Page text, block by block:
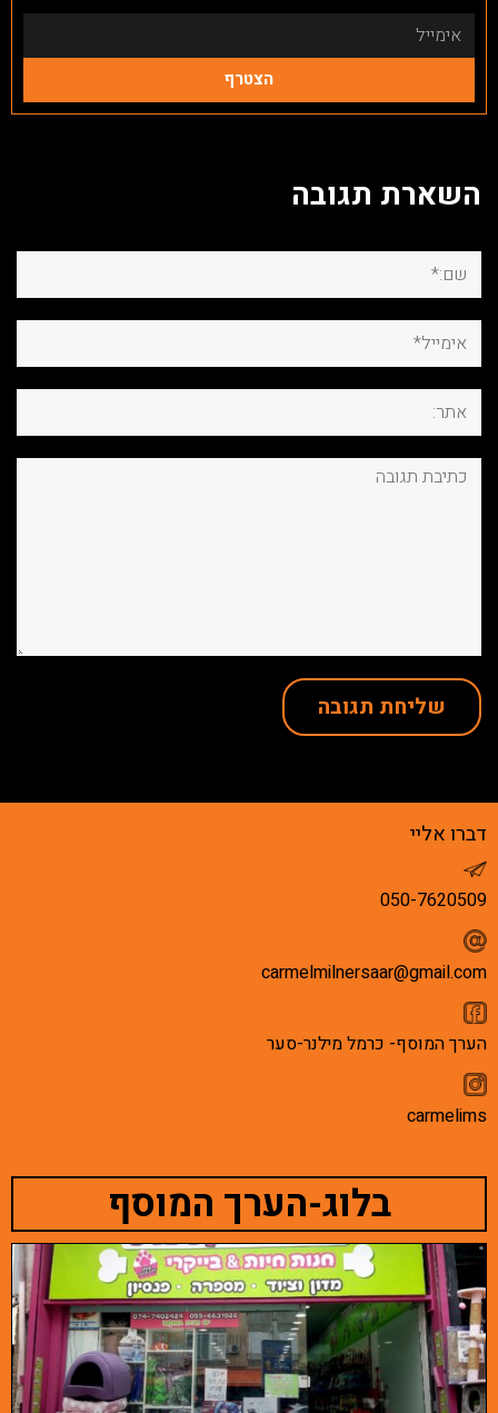
הצטרף
השארת תגובה
שם:*
אימייל*
אתר:
תגובה:
דברו אליי
050-7620509
carmelmilnersaar@gmail.com
הערך המוסף- כרמל מילנר-סער
carmelims
בלוג-הערך המוסף